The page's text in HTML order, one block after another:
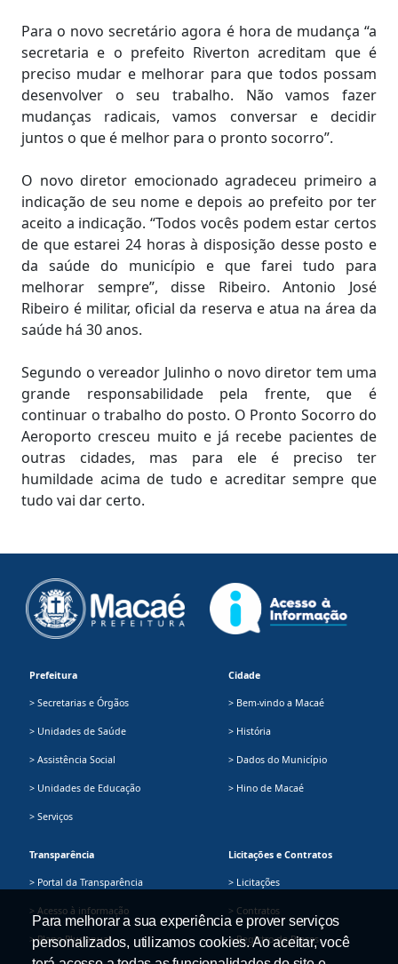
Para o novo secretário agora é hora de mudança “a
secretaria e o prefeito Riverton acreditam que é
preciso mudar e melhorar para que todos possam
desenvolver o seu trabalho. Não vamos fazer
mudanças radicais, vamos conversar e decidir
juntos o que é melhor para o pronto socorro”.
O novo diretor emocionado agradeceu primeiro a
indicação de seu nome e depois ao prefeito por ter
aceito a indicação. “Todos vocês podem estar certos
de que estarei 24 horas à disposição desse posto e
da saúde do município e que farei tudo para
melhorar sempre”, disse Ribeiro. Antonio José
Ribeiro é militar, oficial da reserva e atua na área da
saúde há 30 anos.
Segundo o vereador Julinho o novo diretor tem uma
grande responsabilidade pela frente, que é
continuar o trabalho do posto. O Pronto Socorro do
Aeroporto cresceu muito e já recebe pacientes de
outras cidades, mas para ele é preciso ter
humildade acima de tudo e acreditar sempre que
tudo vai dar certo.
Prefeitura
> Secretarias e Órgãos
> Unidades de Saúde
> Assistência Social
> Unidades de Educação
> Serviços
Cidade
> Bem-vindo a Macaé
> História
> Dados do Município
> Hino de Macaé
Transparência
> Portal da Transparência
> Acesso à informação
> Plano Plurianual
Licitações e Contratos
> Licitações
> Contratos
> Registro de Preços
Para melhorar a sua experiência e prover serviços
personalizados, utilizamos cookies. Ao aceitar, você